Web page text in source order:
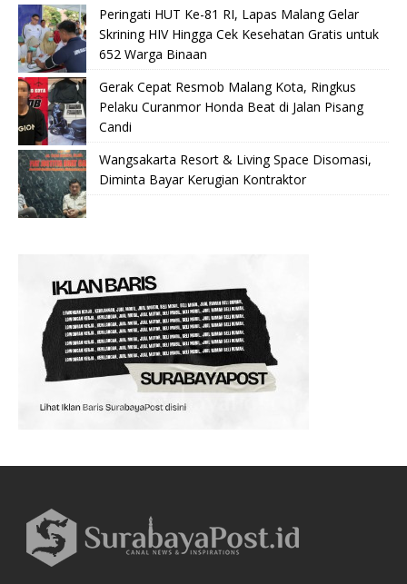
Peringati HUT Ke-81 RI, Lapas Malang Gelar
Skrining HIV Hingga Cek Kesehatan Gratis untuk
652 Warga Binaan
Gerak Cepat Resmob Malang Kota, Ringkus
Pelaku Curanmor Honda Beat di Jalan Pisang
Candi
Wangsakarta Resort & Living Space Disomasi,
Diminta Bayar Kerugian Kontraktor